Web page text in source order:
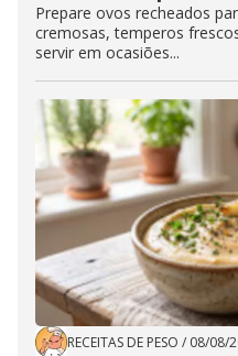
Prepare ovos recheados
cremosas, temperos
servir em ocasiões...
RECEITAS DE PESO / 08/08/